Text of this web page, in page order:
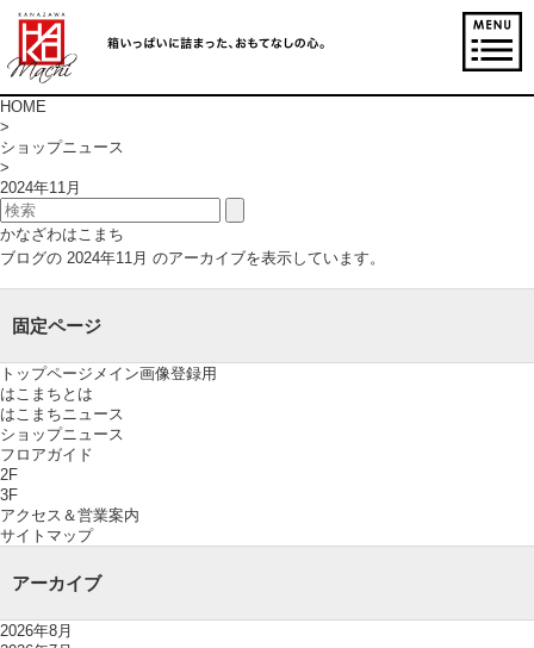
HOME
>
ショップニュース
>
2024年11月
かなざわはこまち
ブログの 2024年11月 のアーカイブを表示しています。
固定ページ
トップページメイン画像登録用
はこまちとは
はこまちニュース
ショップニュース
フロアガイド
2F
3F
アクセス＆営業案内
サイトマップ
アーカイブ
2026年8月